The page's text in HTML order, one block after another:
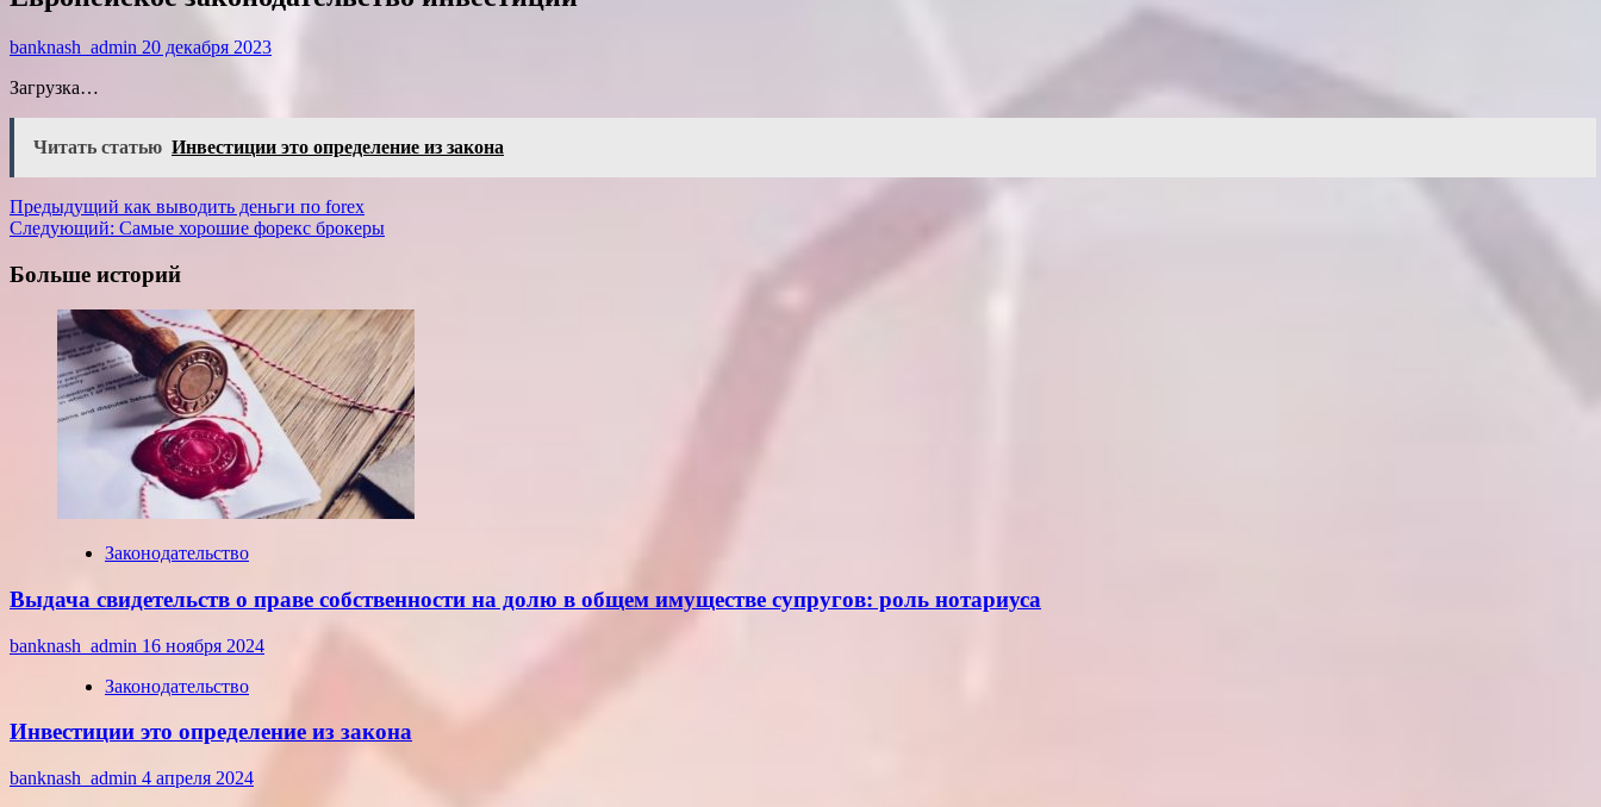
banknash_admin 20 декабря 2023
Загрузка…
Читать статью Инвестиции это определение из закона
Навигация
записи
Предыдущий как выводить деньги по forex
Следующий: Самые хорошие форекс брокеры
Больше историй
Законодательство
Выдача свидетельств о праве собственности на долю в общем имуществе супругов: роль нотариуса
banknash_admin 16 ноября 2024
Законодательство
Инвестиции это определение из закона
banknash_admin 4 апреля 2024